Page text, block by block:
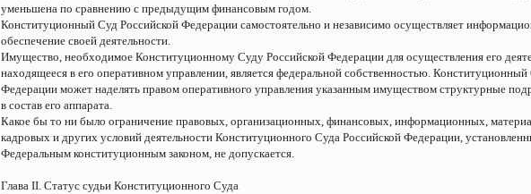
уменьшена по сравнению с предыдущим финансовым годом.
Конституционный Суд Российской Федерации самостоятельно и независимо осуществляет
обеспечение своей деятельности.
Имущество, необходимое Конституционному Суду Российской Федерации для осуществления его
находящееся в его оперативном управлении, является федеральной собственностью.
Федерации может наделять правом оперативного управления указанным имуществом структурные
в состав его аппарата.
Какое бы то ни было ограничение правовых, организационных, финансовых, информационных,
кадровых и других условий деятельности Конституционного Суда Российской Федерации,
Федеральным конституционным законом, не допускается.
Глава II. Статус судьи Конституционного Суда